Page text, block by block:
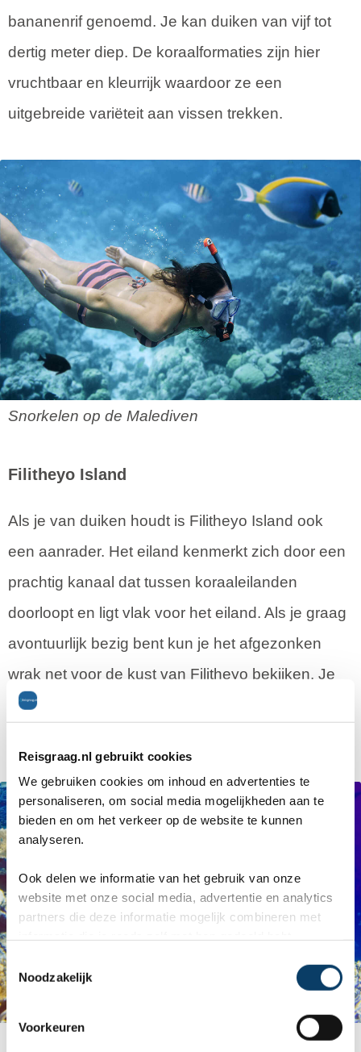
Reisgraag.nl gebruikt cookies
We gebruiken cookies om inhoud en advertenties te
personaliseren, om social media mogelijkheden aan te
bieden en om het verkeer op de website te kunnen
analyseren.
Ook delen we informatie van het gebruik van onze
website met onze social media, advertentie en analytics
partners die deze informatie mogelijk combineren met
C
o
n
s
Noodzakelijk
Voorkeuren
bananenrif genoemd. Je kan duiken van vijf tot
dertig meter diep. De koraalformaties zijn hier
vruchtbaar en kleurrijk waardoor ze een
uitgebreide variëteit aan vissen trekken.
Snorkelen op de Malediven
Filitheyo Island
Als je van duiken houdt is Filitheyo Island ook
een aanrader. Het eiland kenmerkt zich door een
prachtig kanaal dat tussen koraaleilanden
doorloopt en ligt vlak voor het eiland. Als je graag
avontuurlijk bezig bent kun je het afgezonken
wrak net voor de kust van Filitheyo bekijken. Je
kan zelf het wrak binnen gaan en de vele